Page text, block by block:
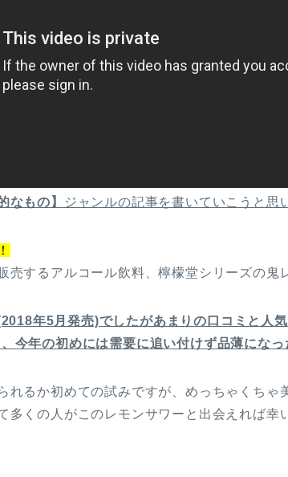
なもの】 ジャンルの記事を書いていこうと思
売するアルコール飲料、檸檬堂シリーズの鬼
年5月発売)でしたがあまりの口コミと人
今年の初めには需要に追い付けず品薄になっ
れるか初めての試みですが、めっちゃくちゃ
多くの人がこのレモンサワーと出会えれば幸